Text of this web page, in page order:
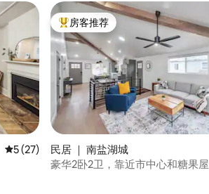
荫的
，位
景
达市中
周围有
馆。
和小
， I-
的路
线–步
到达
平均评分 5 分（满分 5 分），共 27 条评价
5 (27)
热门「房客推荐」
房客推荐
民居 ｜ 南盐湖城
豪华2卧2卫，靠近市中心和糖果屋